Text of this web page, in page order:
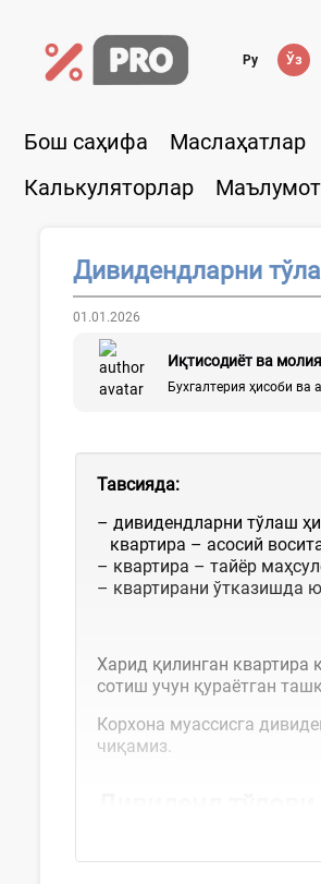
Ру Ўз
Бош саҳифа Маслаҳатлар
Калькуляторлар
Дивидендларни
01.01.2026
Иқтисодиёт ва
Бухгалтерия ҳисоби ва
Тавсияда:
– дивидендларни тўлаш
квартира – асосий
– квартира – тайёр
– квартирани ўтказишда
Харид қилинган квартира
сотиш учун қураётган
Корхона муассисга
чиқамиз.